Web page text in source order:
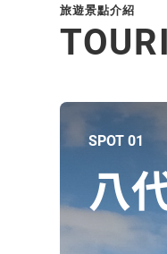
旅遊景點介紹
SPOT 01
八